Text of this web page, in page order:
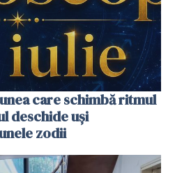
care schimbă ritmul
deschide uși
zodii